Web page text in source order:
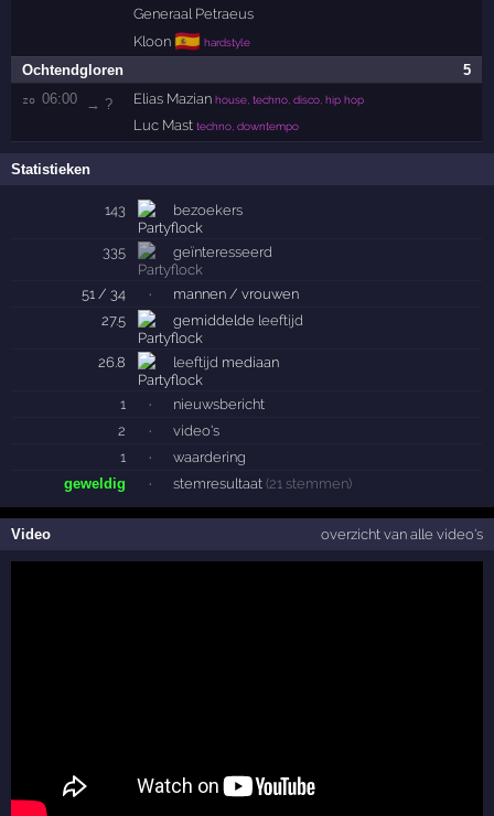
Generaal Petraeus
Kloon 🇪🇸 hardstyle
5
Ochtendgloren
zo 06:00 → ? Elias Mazian house, techno, disco, hip hop
Luc Mast techno, downtempo
Statistieken
143 bezoekers
335 geïnteresseerd
51 / 34 ·
mannen / vrouwen
27.5
gemiddelde leeftijd
26.8 leeftijd mediaan
1 ·
nieuwsbericht
2
·
video's
1
·
waardering
geweldig
· stemresultaat (21 stemmen)
Video overzicht van alle video's